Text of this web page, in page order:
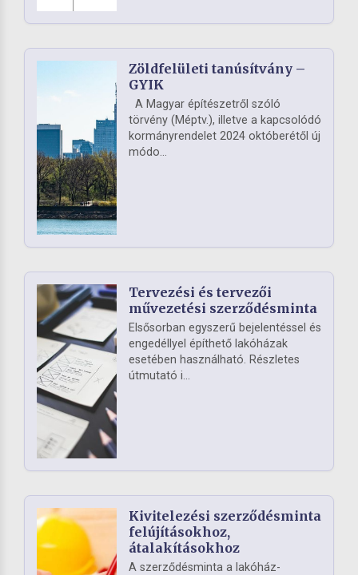
Zöldfelületi tanúsítvány –
GYIK
A Magyar építészetről szóló
törvény (Méptv.), illetve a kapcsolódó
kormányrendelet 2024 októberétől új
módo...
Tervezési és tervezői
művezetési szerződésminta
Elsősorban egyszerű bejelentéssel és
engedéllyel építhető lakóházak
esetében használható. Részletes
útmutató i...
Kivitelezési szerződésminta
felújításokhoz,
átalakításokhoz
A szerződésminta a lakóház-